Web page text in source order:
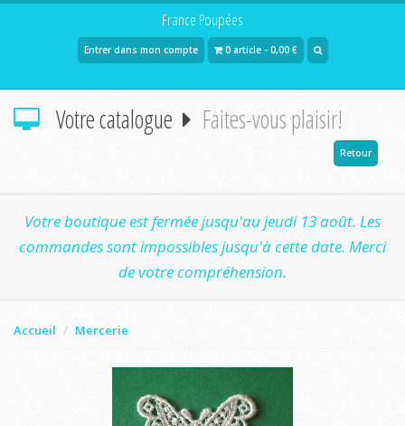
France Poupées
Entrer dans mon compte 0 article - 0,00 €
Votre catalogue Faites-vous plaisir!
Retour
Votre boutique est fermée jusqu'au jeudi 13 août. Les
commandes sont impossibles jusqu'à cette date. Merci
de votre compréhension.
Accueil Mercerie